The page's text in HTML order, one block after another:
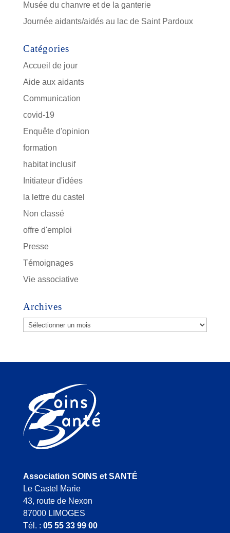
Musée du chanvre et de la ganterie
Journée aidants/aidés au lac de Saint Pardoux
Catégories
Accueil de jour
Aide aux aidants
Communication
covid-19
Enquête d'opinion
formation
habitat inclusif
Initiateur d'idées
la lettre du castel
Non classé
offre d'emploi
Presse
Témoignages
Vie associative
Archives
Archives
Association SOINS et SANTÉ
Le Castel Marie
43, route de Nexon
87000 LIMOGES
Tél. : 05 55 33 99 00